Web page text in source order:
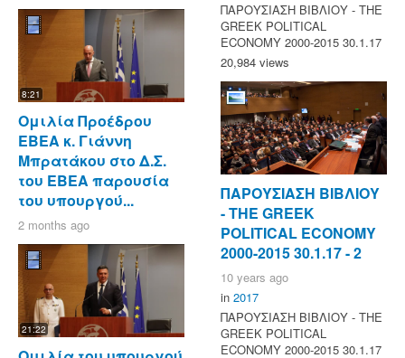
8:21
Ομιλία Προέδρου
ΕΒΕΑ κ. Γιάννη
Μπρατάκου στο Δ.Σ.
του ΕΒΕΑ παρουσία
του υπουργού...
2 months ago
21:22
ΠΑΡΟΥΣΙΑΣΗ ΒΙΒΛΙΟΥ - ΤΗΕ
GREEK POLITICAL
ECONOMY 2000-2015 30.1.17
20,984 views
ΠΑΡΟΥΣΙΑΣΗ ΒΙΒΛΙΟΥ
- ΤΗΕ GREEK
POLITICAL ECONOMY
2000-2015 30.1.17 - 2
10 years ago
in 2017
ΠΑΡΟΥΣΙΑΣΗ ΒΙΒΛΙΟΥ - ΤΗΕ
GREEK POLITICAL
ECONOMY 2000-2015 30.1.17